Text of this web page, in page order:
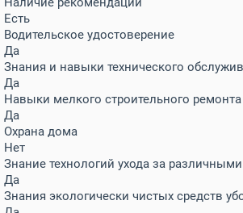
Есть
Водительское удостоверение
Да
Знания и навыки технического
Да
Навыки мелкого строительного ремонта
Да
Охрана дома
Нет
Знание технологий ухода за
Да
Знания экологически чистых средств